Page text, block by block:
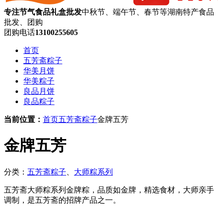
专注节气食品礼盒批发中秋节、端午节、春节等湖南特产食品
批发、团购
团购电话13100255605
首页
五芳斋粽子
华美月饼
华美粽子
良品月饼
良品粽子
当前位置： 首页五芳斋粽子金牌五芳
金牌五芳
分类： 五芳斋粽子 大师粽系列
五芳斋大师粽系列金牌粽，品质如金牌，精选食材，大师亲手
调制，是五芳斋的招牌产品之一。